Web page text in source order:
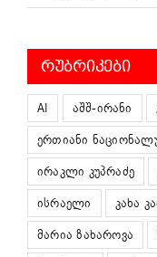
ᲠᲣᲑᲠᲘᲙᲔᲑᲘ
AI აშშ-ირანი
ერთიანი
ირაკლი კუპრაძე
ისრაელი
კახა
მარია ზახაროვა